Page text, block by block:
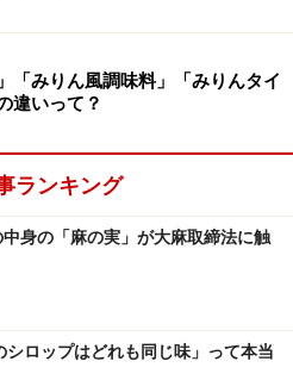
ットが適していたのかもしれ
ギーでない場合、「グルテン
ど健康に寄与するとは考えに
い分け・美味しい料理
皮、ピザの生地などに使いま
合、最初に強力粉をしっかり
ことがおいしく作るコツで
「みりん風調味料」「みりんタイ
違いって？
ランキング
身の「麻の実」が大麻取締法に触
シロップはどれも同じ味」って本当